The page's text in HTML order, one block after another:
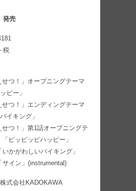
発売
税
つ！」オープニングテーマ
ピー」
つ！」エンディングテーマ
イキング」
つ！」第1話オープニングテ
ピッピッピハッピー」
かがわしいバイキング」
サイン」(instrumental)
式会社KADOKAWA